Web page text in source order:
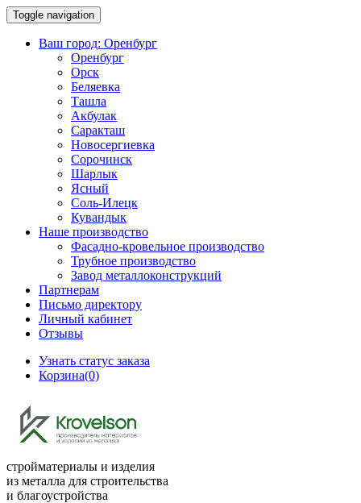
Toggle navigation
Ваш город: Оренбург
Оренбург
Орск
Беляевка
Ташла
Акбулак
Саракташ
Новосергиевка
Сорочинск
Шарлык
Ясный
Соль-Илецк
Кувандык
Наше производство
Фасадно-кровельное производство
Трубное производство
Завод металлоконструкций
Партнерам
Письмо директору
Личный кабинет
Отзывы
Узнать статус заказа
Корзина(0)
стройматериалы и изделия
из металла для строительства
и благоустройства